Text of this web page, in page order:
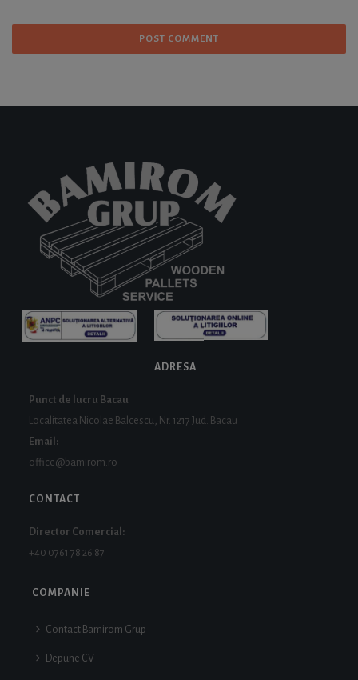
ADRESA
Punct de lucru Bacau
Localitatea Nicolae Balcescu, Nr. 1217 Jud. Bacau
Email:
office@bamirom.ro
CONTACT
Director Comercial:
+40 0761 78 26 87
COMPANIE
Contact Bamirom Grup
Depune CV